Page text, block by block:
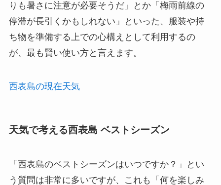
りも暑さに注意が必要そうだ」とか「梅雨前線の
停滞が長引くかもしれない」といった、服装や持
ち物を準備する上での心構えとして利用するの
が、最も賢い使い方と言えます。
西表島の現在天気
天気で考える西表島 ベストシーズン
「西表島のベストシーズンはいつですか？」とい
う質問は非常に多いですが、これも「何を楽しみ